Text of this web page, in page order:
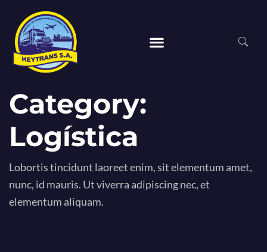
Category:
Logística
Lobortis tincidunt laoreet enim, sit elementum amet,
nunc, id mauris. Ut viverra adipiscing nec, et
elementum aliquam.